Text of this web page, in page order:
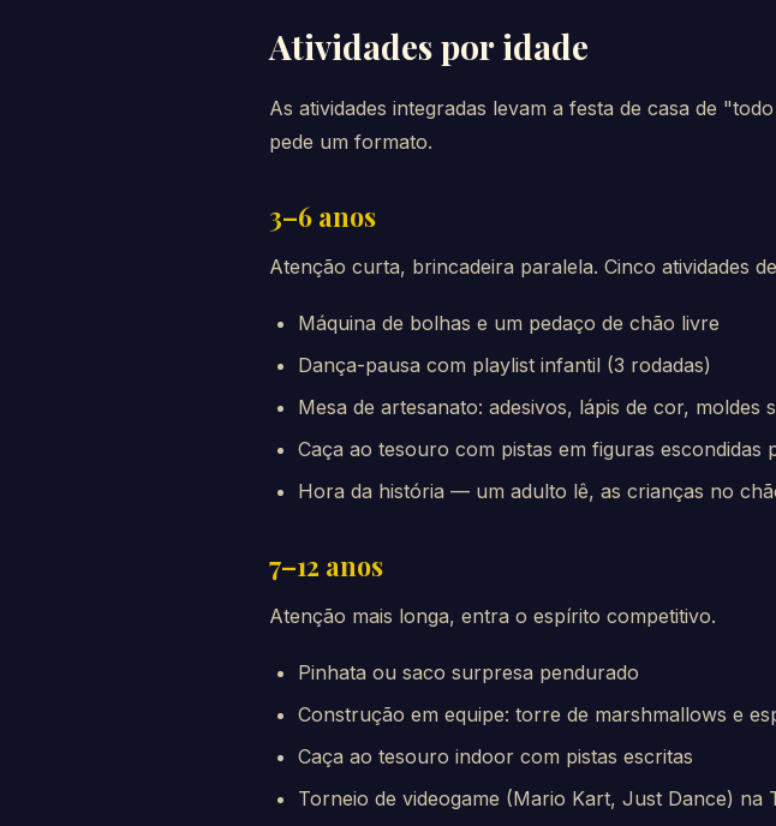
Atividades por idade
As atividades integradas levam a festa de casa de
pede um formato.
3–6 anos
Atenção curta, brincadeira paralela. Cinco atividades
Máquina de bolhas e um pedaço de chão livre
Dança-pausa com playlist infantil (3 rodadas)
Mesa de artesanato: adesivos, lápis de cor, moldes
Caça ao tesouro com pistas em figuras escondidas
Hora da história — um adulto lê, as crianças no
7–12 anos
Atenção mais longa, entra o espírito competitivo.
Pinhata ou saco surpresa pendurado
Construção em equipe: torre de marshmallows e
Caça ao tesouro indoor com pistas escritas
Torneio de videogame (Mario Kart, Just Dance) na